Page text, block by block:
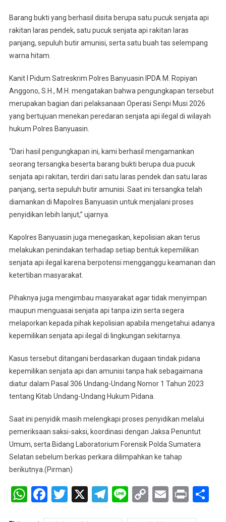
Barang bukti yang berhasil disita berupa satu pucuk senjata api
rakitan laras pendek, satu pucuk senjata api rakitan laras
panjang, sepuluh butir amunisi, serta satu buah tas selempang
warna hitam.
Kanit I Pidum Satreskrim Polres Banyuasin IPDA M. Ropiyan
Anggono, S.H., M.H. mengatakan bahwa pengungkapan tersebut
merupakan bagian dari pelaksanaan Operasi Senpi Musi 2026
yang bertujuan menekan peredaran senjata api ilegal di wilayah
hukum Polres Banyuasin.
“Dari hasil pengungkapan ini, kami berhasil mengamankan
seorang tersangka beserta barang bukti berupa dua pucuk
senjata api rakitan, terdiri dari satu laras pendek dan satu laras
panjang, serta sepuluh butir amunisi. Saat ini tersangka telah
diamankan di Mapolres Banyuasin untuk menjalani proses
penyidikan lebih lanjut,” ujarnya.
Kapolres Banyuasin juga menegaskan, kepolisian akan terus
melakukan penindakan terhadap setiap bentuk kepemilikan
senjata api ilegal karena berpotensi mengganggu keamanan dan
ketertiban masyarakat.
Pihaknya juga mengimbau masyarakat agar tidak menyimpan
maupun menguasai senjata api tanpa izin serta segera
melaporkan kepada pihak kepolisian apabila mengetahui adanya
kepemilikan senjata api ilegal di lingkungan sekitarnya.
Kasus tersebut ditangani berdasarkan dugaan tindak pidana
kepemilikan senjata api dan amunisi tanpa hak sebagaimana
diatur dalam Pasal 306 Undang-Undang Nomor 1 Tahun 2023
tentang Kitab Undang-Undang Hukum Pidana.
Saat ini penyidik masih melengkapi proses penyidikan melalui
pemeriksaan saksi-saksi, koordinasi dengan Jaksa Penuntut
Umum, serta Bidang Laboratorium Forensik Polda Sumatera
Selatan sebelum berkas perkara dilimpahkan ke tahap
berikutnya.(Pirman)
WhatsApp
Facebook
Twitter
X Telegram
LineCopyEmail
Print